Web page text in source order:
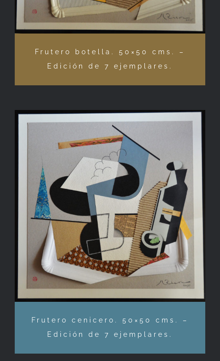
Frutero botella. 50×50 cms. –
Edición de 7 ejemplares.
Frutero cenicero. 50×50 cms. –
Edición de 7 ejemplares.